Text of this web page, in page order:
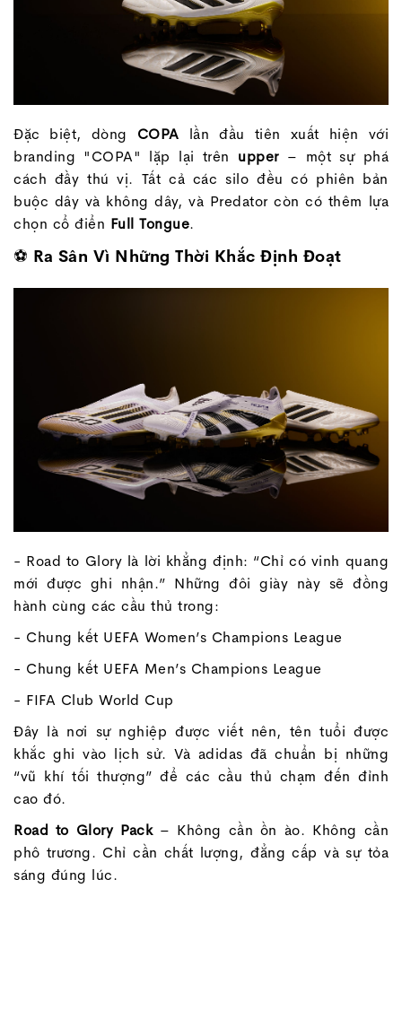
Đặc biệt, dòng COPA lần đầu tiên xuất hiện với
branding "COPA" lặp lại trên upper – một sự phá
cách đầy thú vị. Tất cả các silo đều có phiên bản
buộc dây và không dây, và Predator còn có thêm lựa
chọn cổ điển Full Tongue.
⚽ Ra Sân Vì Những Thời Khắc Định Đoạt
- Road to Glory là lời khẳng định: “Chỉ có vinh quang
mới được ghi nhận.” Những đôi giày này sẽ đồng
hành cùng các cầu thủ trong:
- Chung kết UEFA Women’s Champions League
- Chung kết UEFA Men’s Champions League
- FIFA Club World Cup
Đây là nơi sự nghiệp được viết nên, tên tuổi được
khắc ghi vào lịch sử. Và adidas đã chuẩn bị những
“vũ khí tối thượng” để các cầu thủ chạm đến đỉnh
cao đó.
Road to Glory Pack– Không cần ồn ào. Không cần
phô trương. Chỉ cần chất lượng, đẳng cấp và sự tỏa
sáng đúng lúc.